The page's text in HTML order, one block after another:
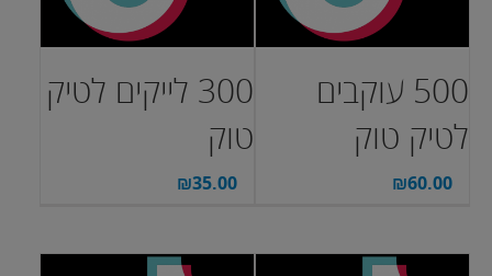
500 עוקבים
לטיק טוק
₪60.00
300 לייקים לטיק
טוק
₪35.00